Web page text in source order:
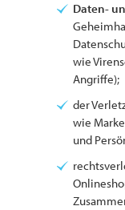
Daten-
wie
Angriffe);
der
wie
und